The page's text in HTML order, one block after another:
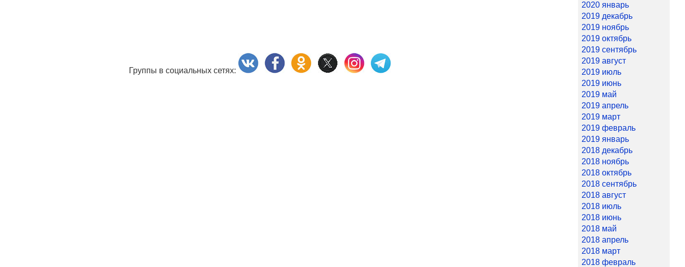
Группы в социальных сетях:
2020 январь
2019 декабрь
2019 ноябрь
2019 октябрь
2019 сентябрь
2019 август
2019 июль
2019 июнь
2019 май
2019 апрель
2019 март
2019 февраль
2019 январь
2018 декабрь
2018 ноябрь
2018 октябрь
2018 сентябрь
2018 август
2018 июль
2018 июнь
2018 май
2018 апрель
2018 март
2018 февраль